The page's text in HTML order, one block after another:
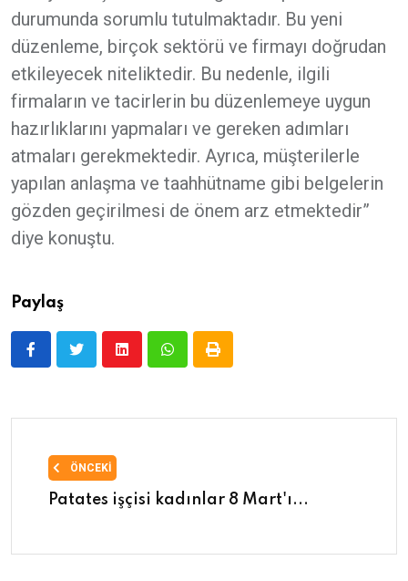
durumunda sorumlu tutulmaktadır. Bu yeni
düzenleme, birçok sektörü ve firmayı doğrudan
etkileyecek niteliktedir. Bu nedenle, ilgili
firmaların ve tacirlerin bu düzenlemeye uygun
hazırlıklarını yapmaları ve gereken adımları
atmaları gerekmektedir. Ayrıca, müşterilerle
yapılan anlaşma ve taahhütname gibi belgelerin
gözden geçirilmesi de önem arz etmektedir”
diye konuştu.
Paylaş
ÖNCEKI
Patates işçisi kadınlar 8 Mart'ı...